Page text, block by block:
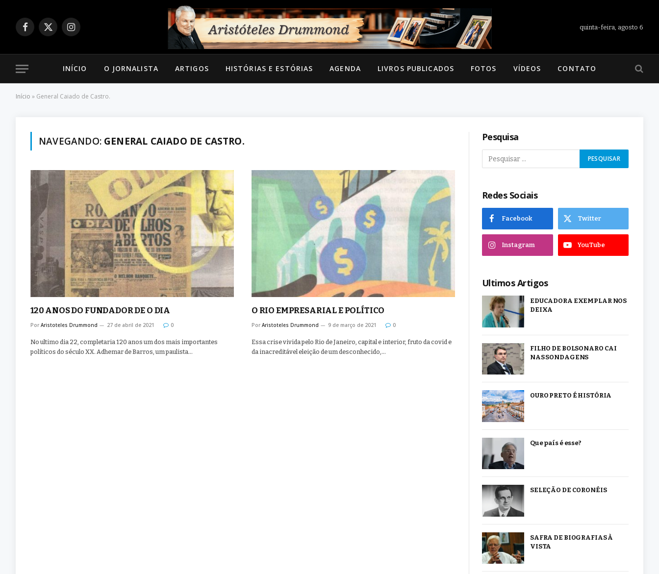
Facebook
X
Instagram
quinta-feira, agosto 6
INÍCIO O JORNALISTA ARTIGOS HISTÓRIAS E ESTÓRIAS AGENDA LIVROS PUBLICADOS FOTOS VÍDEOS CONTATO
Início » General Caiado de Castro.
NAVEGANDO: GENERAL CAIADO DE CASTRO.
120 ANOS DO FUNDADOR DE O DIA
Por Aristoteles Drummond 27 de abril de 2021 0
No ultimo dia 22, completaria 120 anos um dos mais importantes
políticos do século XX. Adhemar de Barros, um paulista…
O RIO EMPRESARIAL E POLÍTICO
Por Aristoteles Drummond 9 de março de 2021 0
Essa crise vivida pelo Rio de Janeiro, capital e interior, fruto da covid e
da inacreditável eleição de um desconhecido,…
Pesquisa
Redes Sociais
Facebook Twitter
Instagram YouTube
Ultimos Artigos
EDUCADORA EXEMPLAR NOS
DEIXA
FILHO DE BOLSONARO CAI
NAS SONDAGENS
OURO PRETO É HISTÓRIA
Que país é esse?
SELEÇÃO DE CORONÉIS
SAFRA DE BIOGRAFIAS À
VISTA